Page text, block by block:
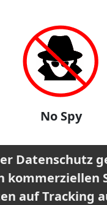
No Spy
Datenschutz
kommerziellen
auf Tracking